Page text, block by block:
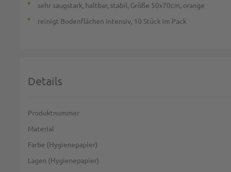
sehr saugstark, haltbar, stabil, Größe 50x70cm, orange
reinigt Bodenflächen intensiv, 10 Stück im Pack
Details
Weitere Informationen
Produktnummer
Material
Farbe (Hygienepapier)
Lagen (Hygienepapier)